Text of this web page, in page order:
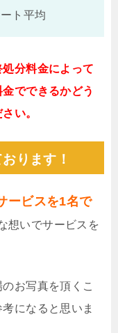
ト平均
分料金によって
でできるかどう
い。
ります！
ービスを1名で
想いでサービスを
お写真を頂くこ
になると思いま